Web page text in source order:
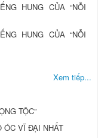
HUNG CỦA “NỖI
HUNG CỦA “NỖI
Xem tiếp...
TỘC”
ÓC VĨ ĐẠI NHẤT